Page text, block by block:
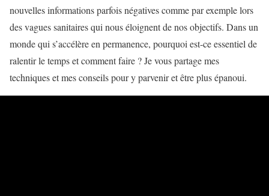
nouvelles informations parfois négatives comme par exemple lors
des vagues sanitaires qui nous éloignent de nos objectifs. Dans un
monde qui s’accélère en permanence, pourquoi est-ce essentiel de
ralentir le temps et comment faire ? Je vous partage mes
techniques et mes conseils pour y parvenir et être plus épanoui.